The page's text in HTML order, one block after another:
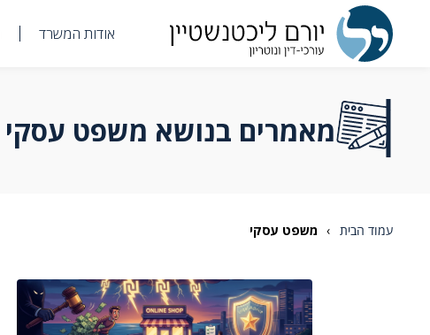
אודות המשרד
מאמרים בנושא משפט עסקי
עמוד הבית › משפט עסקי